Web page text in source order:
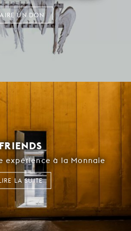
UN DON
expérience à la Monnaie
LA SUITE